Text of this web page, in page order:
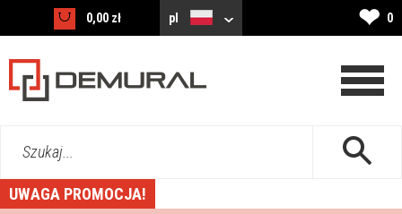
0,00 zł pl ❤ 0
Szukaj...
UWAGA PROMOCJA!